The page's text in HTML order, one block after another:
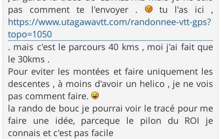
pas comment te l'envoyer .
tu l'as ici ,
https://www.utagawavtt.com/randonnee-vtt-gps?
topo=1050
. mais c'est le parcours 40 kms , moi j'ai fait que
le 30kms .
Pour eviter les montées et faire uniquement les
descentes , à moins d'avoir un helico , je ne vois
pas comment faire.
la rando de bouc je pourrai voir le tracé pour me
faire une idée, parceque le pilon du ROI je
connais et c'est pas facile